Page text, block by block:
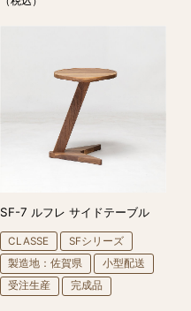
SF-7 ルフレ サイドテーブル
CLASSE
SFシリーズ
製造地：佐賀県
小型配送
受注生産
完成品